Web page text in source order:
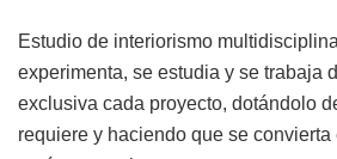
Estudio de interiorismo
experimenta, se estudia y se trabaja
exclusiva cada proyecto, dotándolo
requiere y haciendo que se